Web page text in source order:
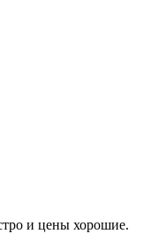
и цены хорошие.